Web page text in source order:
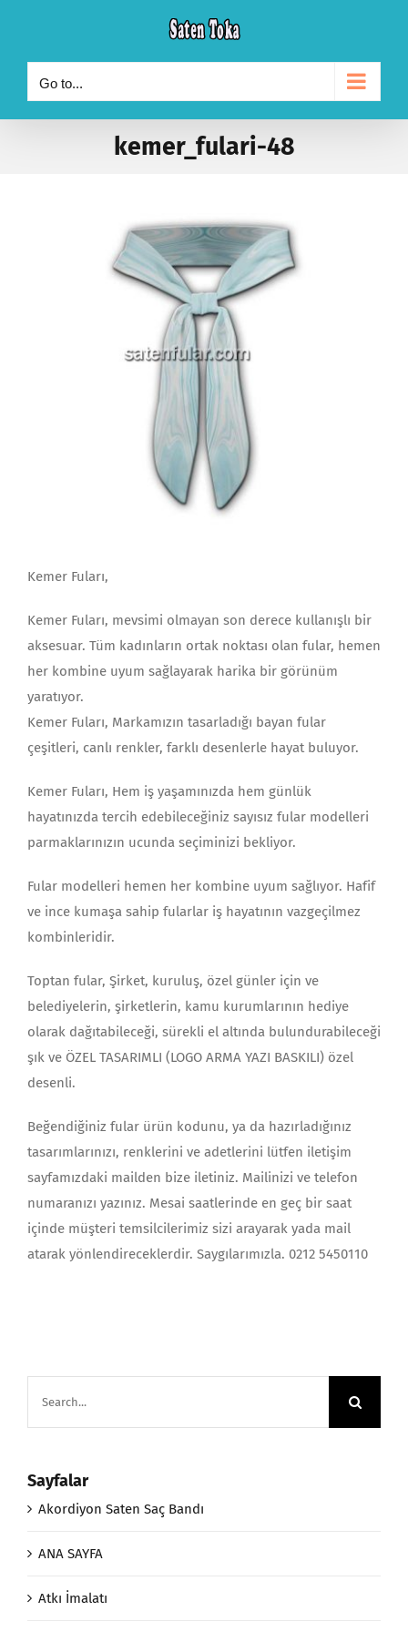
content
Go to...
kemer_fulari-48
Kemer Fuları,
Kemer Fuları, mevsimi olmayan son derece kullanışlı bir
aksesuar. Tüm kadınların ortak noktası olan fular, hemen
her kombine uyum sağlayarak harika bir görünüm
yaratıyor.
Kemer Fuları, Markamızın tasarladığı bayan fular
çeşitleri, canlı renkler, farklı desenlerle hayat buluyor.
Kemer Fuları, Hem iş yaşamınızda hem günlük
hayatınızda tercih edebileceğiniz sayısız fular modelleri
parmaklarınızın ucunda seçiminizi bekliyor.
Fular modelleri hemen her kombine uyum sağlıyor. Hafif
ve ince kumaşa sahip fularlar iş hayatının vazgeçilmez
kombinleridir.
Toptan fular, Şirket, kuruluş, özel günler için ve
belediyelerin, şirketlerin, kamu kurumlarının hediye
olarak dağıtabileceği, sürekli el altında bulundurabileceği
şık ve ÖZEL TASARIMLI (LOGO ARMA YAZI BASKILI) özel
desenli.
Beğendiğiniz fular ürün kodunu, ya da hazırladığınız
tasarımlarınızı, renklerini ve adetlerini lütfen iletişim
sayfamızdaki mailden bize iletiniz. Mailinizi ve telefon
numaranızı yazınız. Mesai saatlerinde en geç bir saat
içinde müşteri temsilcilerimiz sizi arayarak yada mail
atarak yönlendireceklerdir. Saygılarımızla. 0212 5450110
Sayfalar
Akordiyon Saten Saç Bandı
ANA SAYFA
Atkı İmalatı